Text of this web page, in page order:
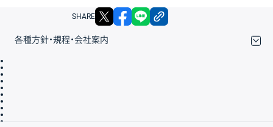
SHARE X facebook
各種方針・規程・会社案内
会社案内